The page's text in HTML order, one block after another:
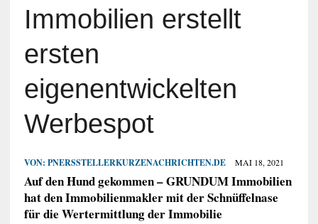
Immobilien erstellt
ersten
eigenentwickelten
Werbespot
VON: PNERSSTELLERKURZENACHRICHTEN.DE MAI 18, 2021
Auf den Hund gekommen – GRUNDUM Immobilien
hat den Immobilienmakler mit der Schnüffelnase
für die Wertermittlung der Immobilie